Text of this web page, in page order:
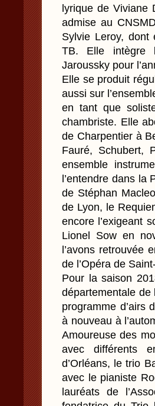
lyrique de Viviane
admise au
Sylvie Leroy, dont
TB. Elle intègre
Jaroussky pour
Elle se produit
aussi sur
en tant que
chambriste. Elle
de Charpentier à
Fauré, Schubert,
ensemble
l’entendre dans
de Stéphan
de Lyon, le
encore l’exigeant
Lionel Sow en
l’avons retrouvée
de l’Opéra de
Pour la saison
départementale de
programme d’airs
à nouveau à
Amoureuse des
avec différents
d’Orléans, le trio
avec le pianiste
lauréats de